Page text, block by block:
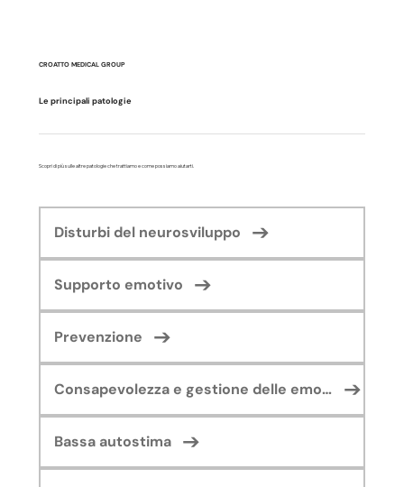
CROATTO MEDICAL GROUP
Le principali patologie
Scopri di più sulle altre patologie che trattiamo e come possiamo aiutarti.
Disturbi del neurosviluppo
Supporto emotivo
Prevenzione
Consapevolezza e gestione delle emozioni
Bassa autostima